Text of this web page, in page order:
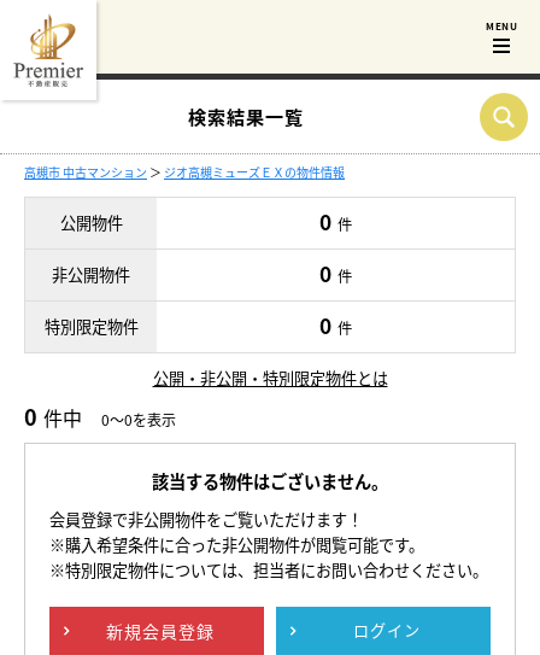
検索結果一覧
高槻市 中古マンション ＞ ジオ高槻ミューズＥＸの物件情報
公開物件 0 件
非公開物件 0 件
特別限定物件 0 件
公開・非公開・特別限定物件とは
0 件中 0～0を表示
該当する物件はございません。
会員登録で非公開物件をご覧いただけます！
※購入希望条件に合った非公開物件が閲覧可能です。
※特別限定物件については、担当者にお問い合わせください。
新規会員登録 ログイン